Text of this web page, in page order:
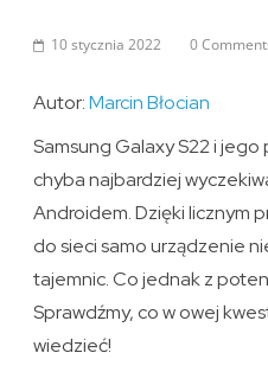
10 stycznia 2022 0
Autor:Marcin Błocian
Samsung Galaxy S22 i
chyba najbardziej
Androidem. Dzięki licznym
do sieci samo urządzenie
tajemnic. Co jednak z
Sprawdźmy, co w owej
wiedzieć!